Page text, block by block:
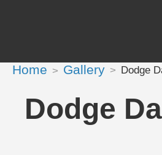
Home Gallery Dodge
Dodge